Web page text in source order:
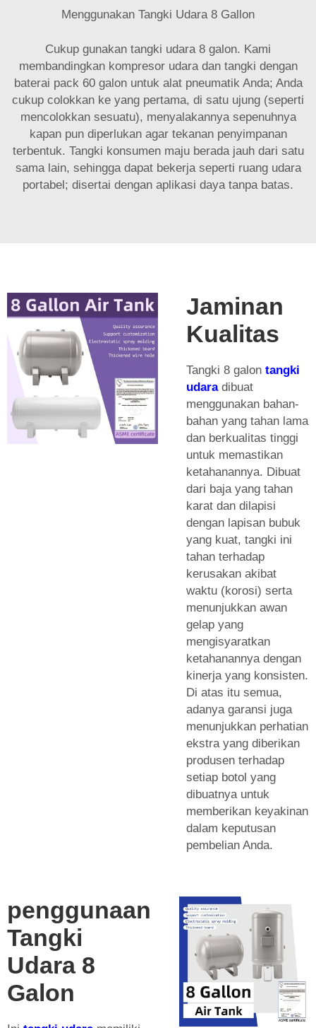
Menggunakan Tangki Udara 8 Gallon
Cukup gunakan tangki udara 8 galon. Kami
membandingkan kompresor udara dan tangki dengan
baterai pack 60 galon untuk alat pneumatik Anda; Anda
cukup colokkan ke yang pertama, di satu ujung (seperti
mencolokkan sesuatu), menyalakannya sepenuhnya
kapan pun diperlukan agar tekanan penyimpanan
terbentuk. Tangki konsumen maju berada jauh dari satu
sama lain, sehingga dapat bekerja seperti ruang udara
portabel; disertai dengan aplikasi daya tanpa batas.
Jaminan
Kualitas
Tangki 8 galon tangki
udara dibuat
menggunakan bahan-
bahan yang tahan lama
dan berkualitas tinggi
untuk memastikan
ketahanannya. Dibuat
dari baja yang tahan
karat dan dilapisi
dengan lapisan bubuk
yang kuat, tangki ini
tahan terhadap
kerusakan akibat
waktu (korosi) serta
menunjukkan awan
gelap yang
mengisyaratkan
ketahanannya dengan
kinerja yang konsisten.
Di atas itu semua,
adanya garansi juga
menunjukkan perhatian
ekstra yang diberikan
produsen terhadap
setiap botol yang
dibuatnya untuk
memberikan keyakinan
dalam keputusan
pembelian Anda.
penggunaan
Tangki
Udara 8
Galon